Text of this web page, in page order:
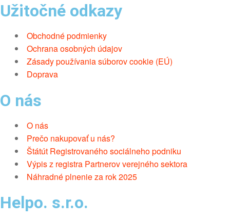
Užitočné odkazy
Obchodné podmienky
Ochrana osobných údajov
Zásady používania súborov cookie (EÚ)
Doprava
O nás
O nás
Prečo nakupovať u nás?
Štátút Registrovaného sociálneho podniku
Výpis z registra Partnerov verejného sektora
Náhradné plnenie za rok 2025
Helpo. s.r.o.